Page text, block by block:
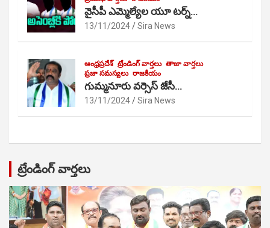
వైసీపీ ఎమ్మెల్యేల యూ టర్న్…
13/11/2024 Sira News
ఆంధ్రప్రదేశ్ ట్రేండింగ్ వార్తలు తాజా వార్తలు
ప్రజా సమస్యలు రాజకీయం
గుమ్మనూరు వర్సెస్ జేసీ…
13/11/2024 Sira News
ట్రేండింగ్ వార్తలు